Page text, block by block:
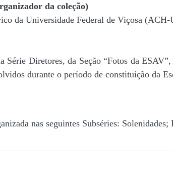
da coleção)
da Universidade Federal de Viçosa
Série Diretores, da Seção “Fotos da
durante o período de constituição da
nas seguintes Subséries: